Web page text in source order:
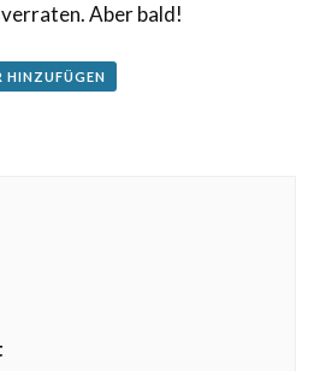
Aber bald!
HINZUFÜGEN